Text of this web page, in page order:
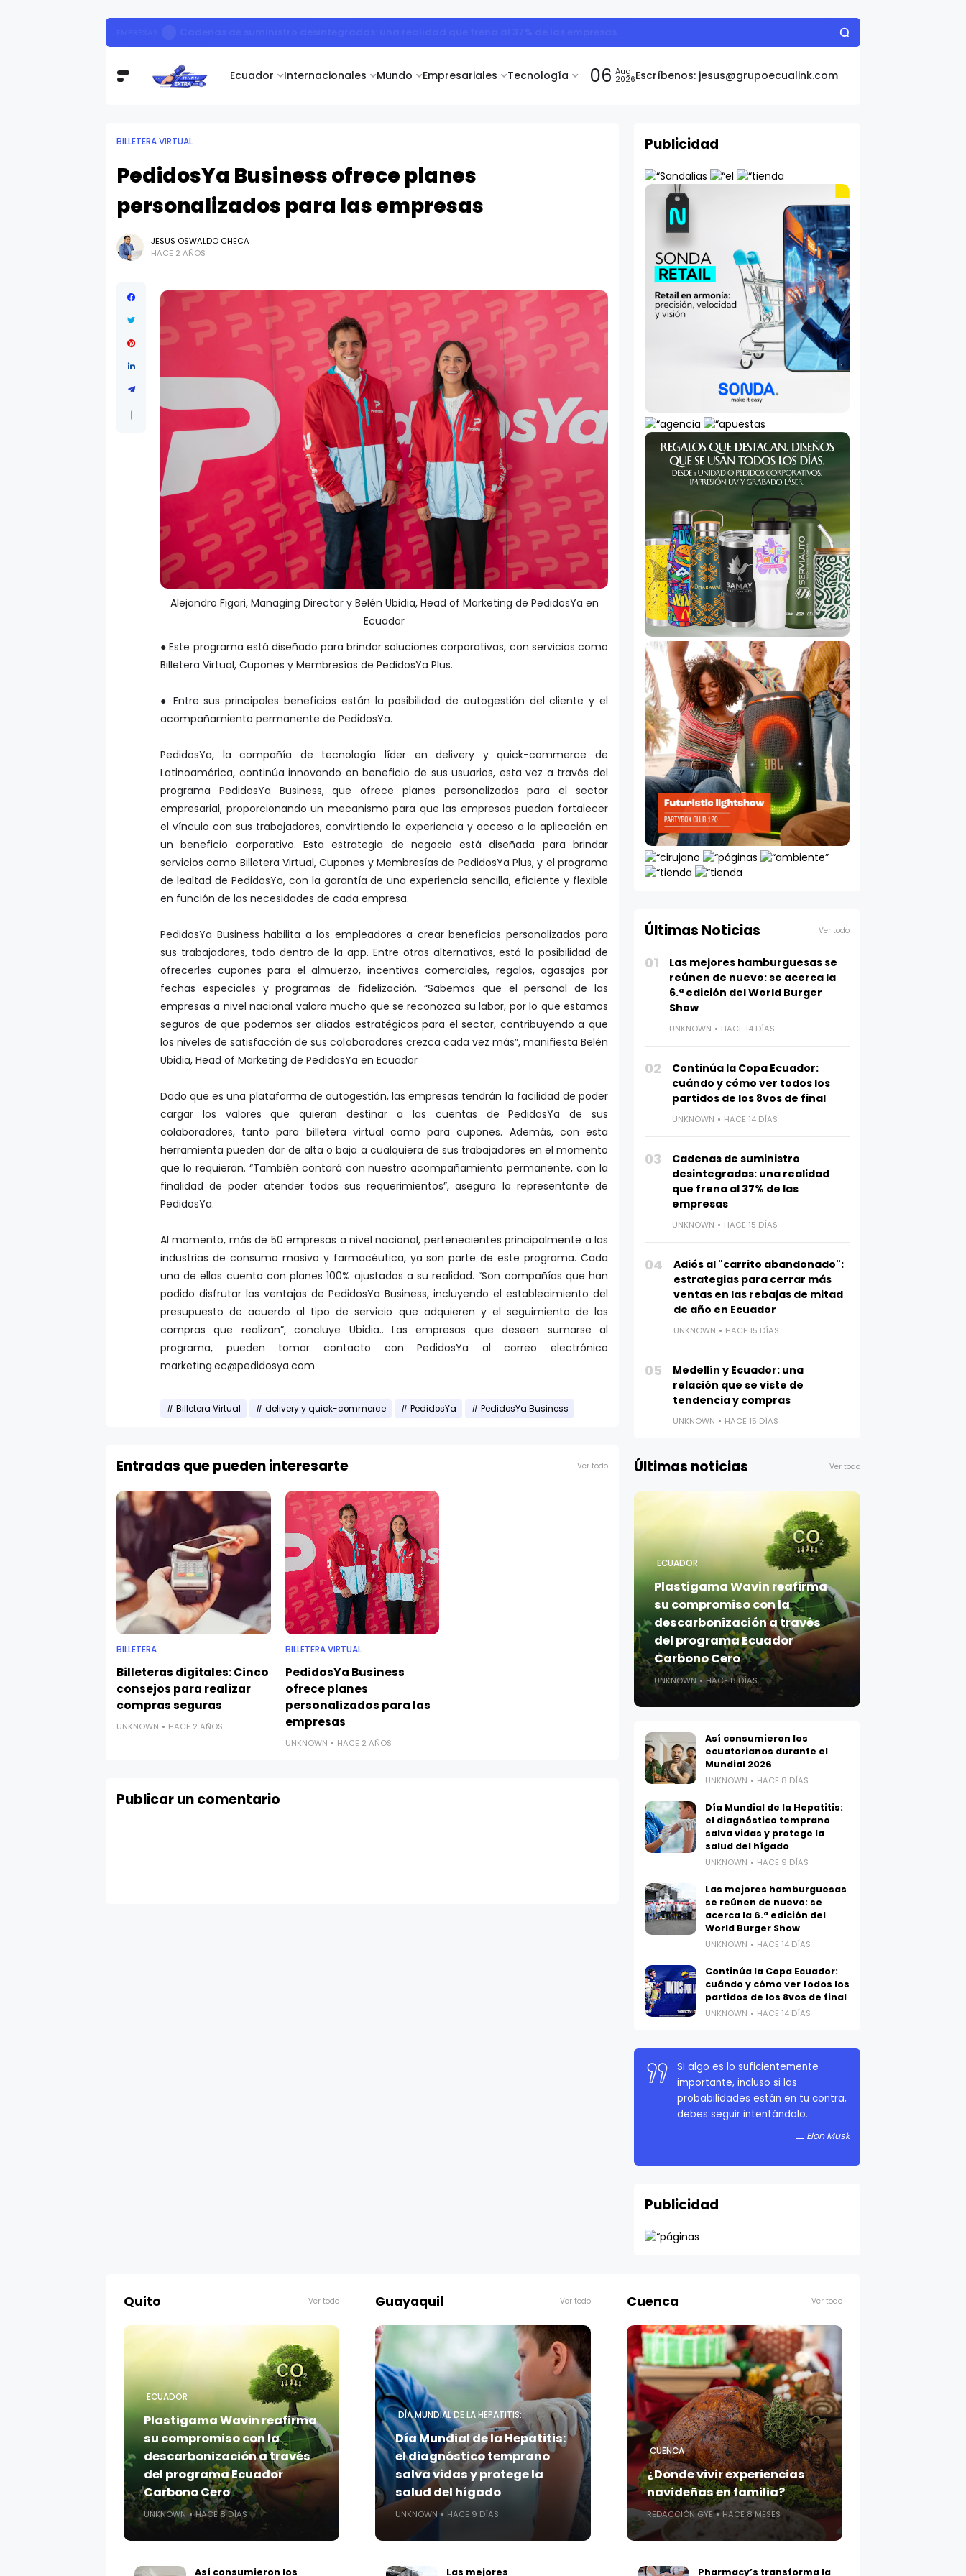
Ecuador Internacionales Mundo Empresariales Tecnología 06 Aug
2026Escríbenos: jesus@grupoecualink.com
BILLETERA VIRTUAL
PedidosYa Business ofrece planes
personalizados para las empresas
JESUS OSWALDO CHECA
HACE 2 AÑOS
Alejandro Figari, Managing Director y Belén Ubidia, Head of Marketing de PedidosYa en
Ecuador
● Este programa está diseñado para brindar soluciones corporativas, con servicios como
Billetera Virtual, Cupones y Membresías de PedidosYa Plus.
● Entre sus principales beneficios están la posibilidad de autogestión del cliente y el
acompañamiento permanente de PedidosYa.
PedidosYa, la compañía de tecnología líder en delivery y quick-commerce de
Latinoamérica, continúa innovando en beneficio de sus usuarios, esta vez a través del
programa PedidosYa Business, que ofrece planes personalizados para el sector
empresarial, proporcionando un mecanismo para que las empresas puedan fortalecer
el vínculo con sus trabajadores, convirtiendo la experiencia y acceso a la aplicación en
un beneficio corporativo. Esta estrategia de negocio está diseñada para brindar
servicios como Billetera Virtual, Cupones y Membresías de PedidosYa Plus, y el programa
de lealtad de PedidosYa, con la garantía de una experiencia sencilla, eficiente y flexible
en función de las necesidades de cada empresa.
PedidosYa Business habilita a los empleadores a crear beneficios personalizados para
sus trabajadores, todo dentro de la app. Entre otras alternativas, está la posibilidad de
ofrecerles cupones para el almuerzo, incentivos comerciales, regalos, agasajos por
fechas especiales y programas de fidelización. “Sabemos que el personal de las
empresas a nivel nacional valora mucho que se reconozca su labor, por lo que estamos
seguros de que podemos ser aliados estratégicos para el sector, contribuyendo a que
los niveles de satisfacción de sus colaboradores crezca cada vez más”, manifiesta Belén
Ubidia, Head of Marketing de PedidosYa en Ecuador
Dado que es una plataforma de autogestión, las empresas tendrán la facilidad de poder
cargar los valores que quieran destinar a las cuentas de PedidosYa de sus
colaboradores, tanto para billetera virtual como para cupones. Además, con esta
herramienta pueden dar de alta o baja a cualquiera de sus trabajadores en el momento
que lo requieran. “También contará con nuestro acompañamiento permanente, con la
finalidad de poder atender todos sus requerimientos”, asegura la representante de
PedidosYa.
Al momento, más de 50 empresas a nivel nacional, pertenecientes principalmente a las
industrias de consumo masivo y farmacéutica, ya son parte de este programa. Cada
una de ellas cuenta con planes 100% ajustados a su realidad. “Son compañías que han
podido disfrutar las ventajas de PedidosYa Business, incluyendo el establecimiento del
presupuesto de acuerdo al tipo de servicio que adquieren y el seguimiento de las
compras que realizan”, concluye Ubidia.. Las empresas que deseen sumarse al
programa, pueden tomar contacto con PedidosYa al correo electrónico
marketing.ec@pedidosya.com
Billetera Virtual delivery y quick-commerce PedidosYa PedidosYa Business
Entradas que pueden interesarte Ver todo
BILLETERA
Billeteras digitales: Cinco
consejos para realizar
compras seguras
UNKNOWN HACE 2 AÑOS
BILLETERA VIRTUAL
PedidosYa Business
ofrece planes
personalizados para las
empresas
UNKNOWN HACE 2 AÑOS
Publicar un comentario
Publicidad
Últimas Noticias Ver todo
01
Las mejores hamburguesas se
reúnen de nuevo: se acerca la
6.ª edición del World Burger
Show
UNKNOWN HACE 14 DÍAS
02
Continúa la Copa Ecuador:
cuándo y cómo ver todos los
partidos de los 8vos de final
UNKNOWN HACE 14 DÍAS
03
Cadenas de suministro
desintegradas: una realidad
que frena al 37% de las
empresas
UNKNOWN HACE 15 DÍAS
04
Adiós al "carrito abandonado":
estrategias para cerrar más
ventas en las rebajas de mitad
de año en Ecuador
UNKNOWN HACE 15 DÍAS
05
Medellín y Ecuador: una
relación que se viste de
tendencia y compras
UNKNOWN HACE 15 DÍAS
Últimas noticias Ver todo
ECUADOR
Plastigama Wavin reafirma
su compromiso con la
descarbonización a través
del programa Ecuador
Carbono Cero
UNKNOWN HACE 8 DÍAS
Así consumieron los
ecuatorianos durante el
Mundial 2026
UNKNOWN HACE 8 DÍAS
Día Mundial de la Hepatitis:
el diagnóstico temprano
salva vidas y protege la
salud del hígado
UNKNOWN HACE 9 DÍAS
Las mejores hamburguesas
se reúnen de nuevo: se
acerca la 6.ª edición del
World Burger Show
UNKNOWN HACE 14 DÍAS
Continúa la Copa Ecuador:
cuándo y cómo ver todos los
partidos de los 8vos de final
UNKNOWN HACE 14 DÍAS
La persistencia es muy importante.
No debes rendirte a menos que
estés obligado a rendirte.
Elon Musk
Publicidad
Quito Ver todo
ECUADOR
Plastigama Wavin reafirma
su compromiso con la
descarbonización a través
del programa Ecuador
Carbono Cero
UNKNOWN HACE 8 DÍAS
Así consumieron los
Guayaquil Ver todo
DÍA MUNDIAL DE LA HEPATITIS:
Día Mundial de la Hepatitis:
el diagnóstico temprano
salva vidas y protege la
salud del hígado
UNKNOWN HACE 9 DÍAS
Las mejores
Cuenca Ver todo
CUENCA
¿Donde vivir experiencias
navideñas en familia?
REDACCIÓN GYE HACE 8 MESES
Pharmacy’s transforma la